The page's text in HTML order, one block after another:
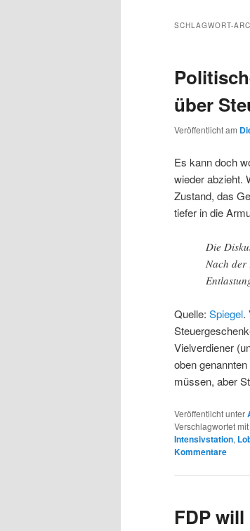
wechseln
SCHLAGWORT-
über
Veröffentlicht am
Es kann doch
wieder abzieht.
Zustand, das
tiefer in die
Die
Nach der
Quelle: Spiegel.
Vielverdiener
oben
müssen, aber
Veröffentlicht unter
Verschlagwortet mit
Intensivstation,
Kommentare
FDP